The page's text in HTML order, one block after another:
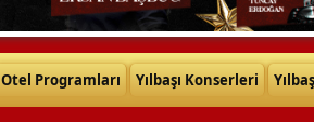
Otel Programları Yılbaşı Konserleri